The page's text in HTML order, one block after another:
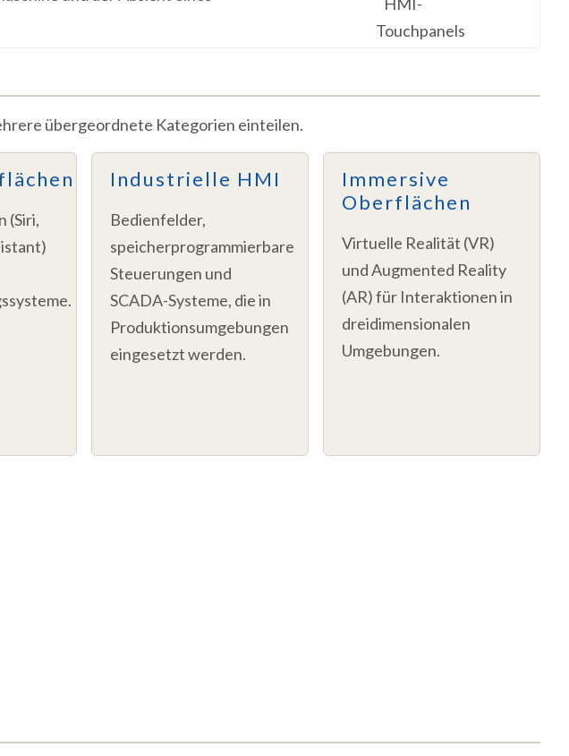
übergeordnete Kategorien einteilen.
(Siri,
Industrielle HMI
Bedienfelder,
speicherprogrammierbare
Steuerungen und
SCADA-Systeme, die in
Produktionsumgebungen
eingesetzt werden.
Immersive
Oberflächen
Virtuelle Realität (VR)
und Augmented Reality
(AR) für Interaktionen in
dreidimensionalen
Umgebungen.